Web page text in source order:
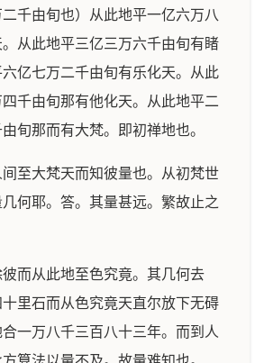
二千由旬也）从此地平一亿六万八
从此地平三亿三万六千由旬有睹
亿七万二千由旬有乐化天。从此
千由旬那有他化天。从此地平二
旬那而有大梵。即初禅地也。
至大梵天而知彼量也。从初梵世
何耶。答。其量甚远。繁故止之
而从此地至色究竟。其几何去
里石而从色究竟天直尔放下无碍
一万八千三百八十三年。而到人